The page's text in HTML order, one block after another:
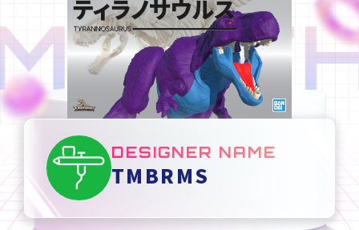
DESIGNER NAME
TMBRMS